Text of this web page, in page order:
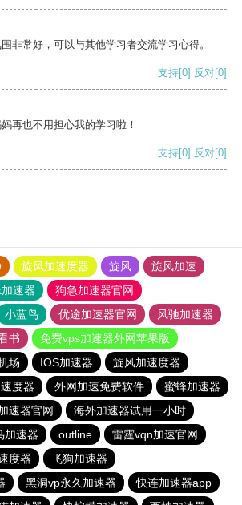
非常好，可以与其他学习者交流学习心得。
支持[0] 反对[0]
再也不用担心我的学习啦！
支持[0] 反对[0]
旋风加速度器 旋风
旋风加速
速器
狗急加速器官网
小蓝鸟 优途加速器官网
风驰加速器
书
免费vps加速器外网苹果版
场 IOS加速器
旋风加速度器
度器 外网加速免费软件
蜜蜂加速器
速器官网
海外加速器试用一小时
加速器 outline
雷霆vqn加速官网
度器
飞狗加速器
黑洞vp永久加速器
快连加速器app